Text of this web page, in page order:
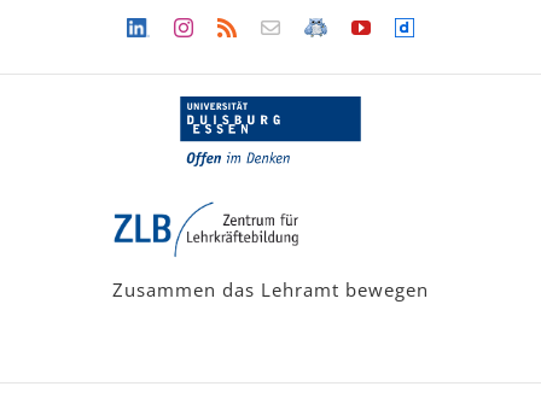
LinkedinInstagram
Rss Newsletter
LehramtsWiki
YouTubeDailymotion
Zusammen das Lehramt bewegen